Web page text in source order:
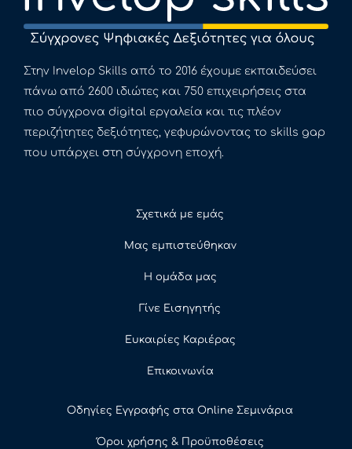
Στην Invelop Skills από το 2016 έχουμε εκπαιδεύσει
πάνω από 2600 ιδιώτες και 750 επιχειρήσεις στα
πιο σύγχρονα digital εργαλεία και τις πλέον
περιζήτητες δεξιότητες, γεφυρώνοντας το skills gap
που υπάρχει στη σύγχρονη εποχή.
Σχετικά με εμάς
Μας εμπιστεύθηκαν
Η ομάδα μας
Γίνε Εισηγητής
Ευκαιρίες Καριέρας
Επικοινωνία
Οδηγίες Εγγραφής στα Online Σεμινάρια
Όροι χρήσης & Προϋποθέσεις